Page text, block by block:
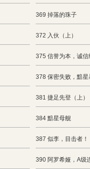
369 掉落的珠子
372 入伙（上）
375 信誉为本，诚信
378 保密失败，黯星
381 捷足先登（上）
384 黯星母舰
387 似李，目击者！
390 阿罗希娅，A级